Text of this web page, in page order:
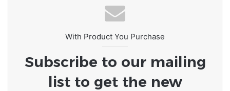
With Product You Purchase
Subscribe to our mailing
list to get the new